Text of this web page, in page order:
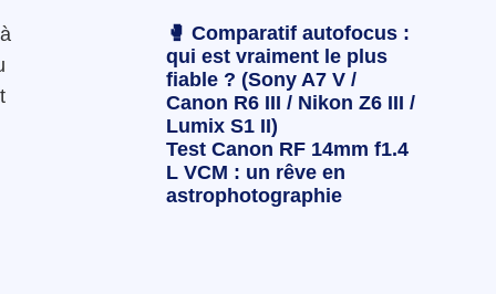
🥊 Comparatif autofocus :
qui est vraiment le plus
fiable ? (Sony A7 V /
Canon R6 III / Nikon Z6 III /
Lumix S1 II)
Test Canon RF 14mm f1.4
L VCM : un rêve en
astrophotographie